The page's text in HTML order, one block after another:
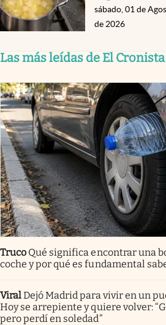
sábado, 01 de
de 2026
Las más leídas de El
Truco Qué significa encontrar una
coche y por qué es fundamental
ViralDejó Madrid para vivir en un
Hoy se arrepiente y quiere volver:
pero perdí en soledad”